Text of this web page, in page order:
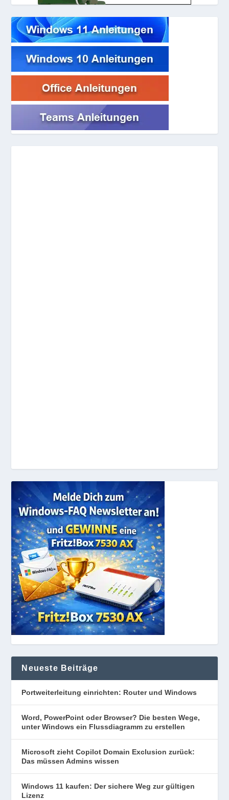
Neueste Beiträge
Portweiterleitung einrichten: Router und Windows
Word, PowerPoint oder Browser? Die besten Wege,
unter Windows ein Flussdiagramm zu erstellen
Microsoft zieht Copilot Domain Exclusion zurück:
Das müssen Admins wissen
Windows 11 kaufen: Der sichere Weg zur gültigen
Lizenz